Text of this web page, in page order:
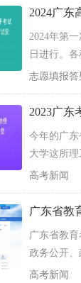
水平考试报
水平考试成
水平考试成
2024广东
2024年第
日进行。
志愿填报答
2023广东
今年的广
大学这所
业榜来看
高考新闻
广东省教
广东省教育
政务公开
社会考试等
高考新闻